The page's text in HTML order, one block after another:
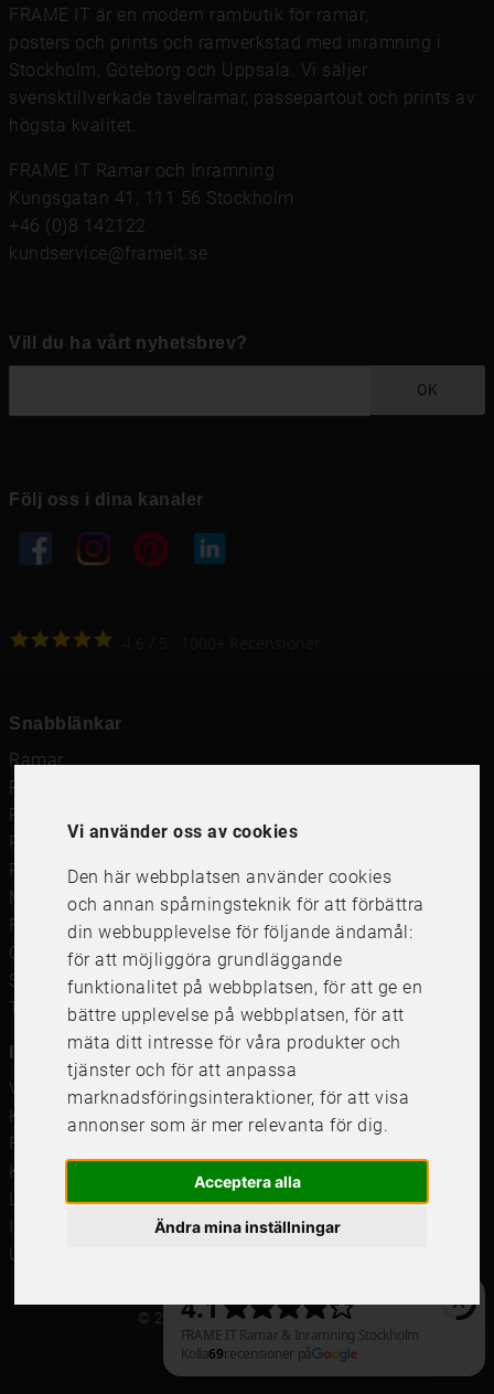
Vi använder oss av cookies
Den här webbplatsen använder cookies
och annan spårningsteknik för att förbättra
din webbupplevelse för följande ändamål:
för att möjliggöra grundläggande
funktionalitet på webbplatsen, för att ge en
bättre upplevelse på webbplatsen,för att
mäta ditt intresse för våra produkter och
tjänster och för att anpassa
marknadsföringsinteraktioner,för att visa
annonser som är mer relevanta för dig.
Acceptera alla
Ändra mina inställningar
FRAME IT är en modern rambutik för ramar
posters och prints och ramverkstad med inramning i
Stockholm, Göteborg och Uppsala. Vi säljer
svensktillverkade tavelramar, passepartout och prints av
högsta kvalitet.
FRAME IT Ramar och Inramning
Kungsgatan 41, 111 56 Stockholm
+46 (0)8 142122
kundservice@frameit.se
Vill du ha vårt nyhetsbrev?
OK
Följ oss i dina kanaler
Snabblänkar
Ramar
Ramar till Samsung The Frame
Ramverkstad & inramning
Passepartout
Posters
Måttbeställd passepartout
Framkalla bilder
Canvastavla
Studentskylt och studentplakat
Tavelkrok
Information
Våra butiker
Kundservice
Företagsförsäljning
Köpvillkor
Leverans & Retur
Uppdatera cookieinställningar
© 2021 Frame It International